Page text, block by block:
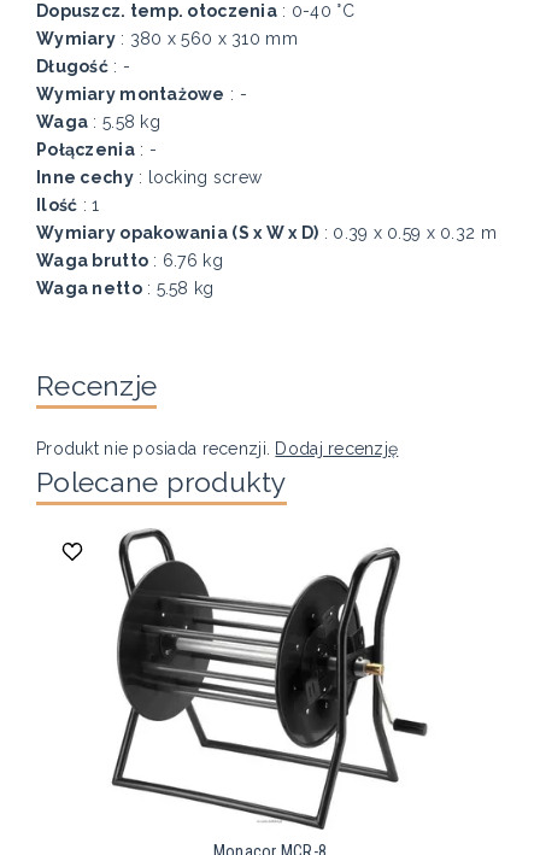
Dopuszcz. temp. otoczenia : 0-40 °C
Wymiary: 380 x 560 x 310 mm
Długość: -
Wymiary montażowe : -
Waga : 5.58 kg
Połączenia: -
Inne cechy: locking screw
Ilość : 1
Wymiary opakowania (S x W x D) : 0.39 x 0.59 x 0.32 m
Waga brutto : 6.76 kg
Waga netto: 5.58 kg
Recenzje
Produkt nie posiada recenzji. Dodaj recenzję
Polecane produkty